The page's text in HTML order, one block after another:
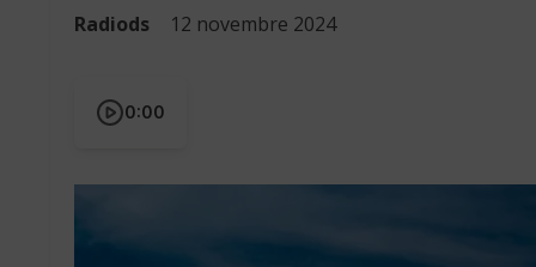
Radiods 12 novembre 2024
0:00